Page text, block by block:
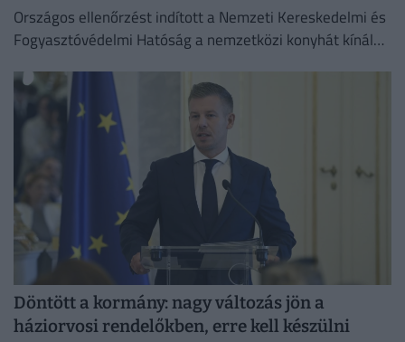
Országos ellenőrzést indított a Nemzeti Kereskedelmi és
Fogyasztóvédelmi Hatóság a nemzetközi konyhát kínáló
Döntött a kormány: nagy változás jön a
háziorvosi rendelőkben, erre kell készülni